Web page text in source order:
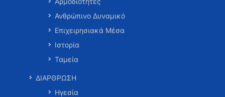
Ανθρώπινο Δυναμικό
Επιχειρησιακά Μέσα
Ιστορία
Ταμεία
ΔΙΑΡΘΡΩΣΗ
Ηγεσία